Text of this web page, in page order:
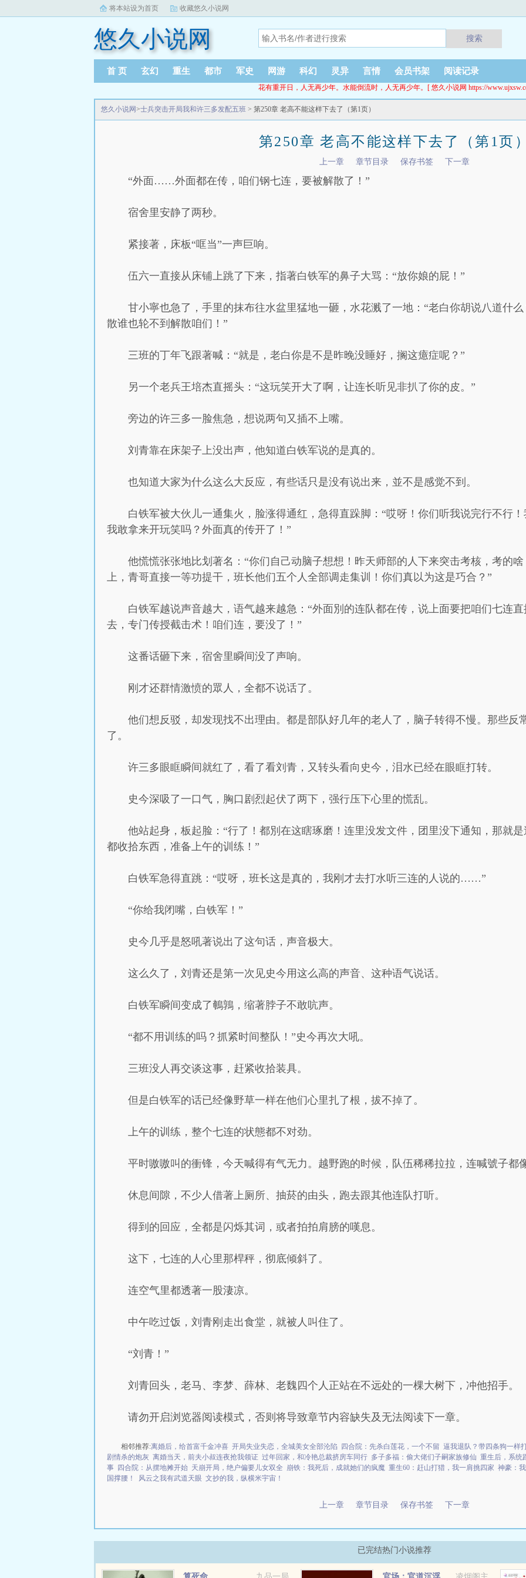
将本站设为首页 收藏悠久小说网
悠久小说网 搜索
首 页 玄幻 重生 都市 军史 网游 科幻 灵异 言情 会员书架 阅读记录
花有重开日，人无再少年。水能倒流时，人无再少年。[ 悠久小说网 https://
悠久小说网>士兵突击开局我和许三多发配五班 > 第250章 老高不能这样下去了（第1页）
第250章 老高不能这样下去了（第1页）
上一章 章节目录 保存书签 下一章
“外面……外面都在传，咱们钢七连，要被解散了！”
宿舍里安静了两秒。
紧接著，床板“哐当”一声巨响。
伍六一直接从床铺上跳了下来，指著白铁军的鼻子大骂：“放你娘的屁！”
甘小寧也急了，手里的抹布往水盆里猛地一砸，水花溅了一地：“老白你胡说八道什
散谁也轮不到解散咱们！”
三班的丁年飞跟著喊：“就是，老白你是不是昨晚没睡好，搁这癔症呢？”
另一个老兵王培杰直摇头：“这玩笑开大了啊，让连长听见非扒了你的皮。”
旁边的许三多一脸焦急，想说两句又插不上嘴。
刘青靠在床架子上没出声，他知道白铁军说的是真的。
也知道大家为什么这么大反应，有些话只是没有说出来，並不是感觉不到。
白铁军被大伙儿一通集火，脸涨得通红，急得直跺脚：“哎呀！你们听我说完行不行
我敢拿来开玩笑吗？外面真的传开了！”
他慌慌张张地比划著名：“你们自己动脑子想想！昨天师部的人下来突击考核，考的
上，青哥直接一等功提干，班长他们五个人全部调走集训！你们真以为这是巧合？”
白铁军越说声音越大，语气越来越急：“外面別的连队都在传，说上面要把咱们七连
去，专门传授截击术！咱们连，要没了！”
这番话砸下来，宿舍里瞬间没了声响。
刚才还群情激愤的眾人，全都不说话了。
他们想反驳，却发现找不出理由。都是部队好几年的老人了，脑子转得不慢。那些反
了。
许三多眼眶瞬间就红了，看了看刘青，又转头看向史今，泪水已经在眼眶打转。
史今深吸了一口气，胸口剧烈起伏了两下，强行压下心里的慌乱。
他站起身，板起脸：“行了！都別在这瞎琢磨！连里没发文件，团里没下通知，那就
都收拾东西，准备上午的训练！”
白铁军急得直跳：“哎呀，班长这是真的，我刚才去打水听三连的人说的……”
“你给我闭嘴，白铁军！”
史今几乎是怒吼著说出了这句话，声音极大。
这么久了，刘青还是第一次见史今用这么高的声音、这种语气说话。
白铁军瞬间变成了鵪鶉，缩著脖子不敢吭声。
“都不用训练的吗？抓紧时间整队！”史今再次大吼。
三班没人再交谈这事，赶紧收拾装具。
但是白铁军的话已经像野草一样在他们心里扎了根，拔不掉了。
上午的训练，整个七连的状態都不对劲。
平时嗷嗷叫的衝锋，今天喊得有气无力。越野跑的时候，队伍稀稀拉拉，连喊號子都
休息间隙，不少人借著上厕所、抽菸的由头，跑去跟其他连队打听。
得到的回应，全都是闪烁其词，或者拍拍肩膀的嘆息。
这下，七连的人心里那桿秤，彻底倾斜了。
连空气里都透著一股淒凉。
中午吃过饭，刘青刚走出食堂，就被人叫住了。
“刘青！”
刘青回头，老马、李梦、薛林、老魏四个人正站在不远处的一棵大树下，冲他招手。
请勿开启浏览器阅读模式，否则将导致章节内容缺失及无法阅读下一章。
相邻推荐:离婚后，给首富千金冲喜 开局失业失恋，全城美女全部沦陷 四合院：先杀白莲花，一个不留 逼我退队？带四条狗一样
剧情杀的炮灰 离婚当天，前夫小叔连夜抢我领证 过年回家，和冷艳总裁挤房车同行 多子多福：偷大佬们子嗣家族修仙 重生后，系统
事 四合院：从摆地摊开始 天崩开局，绝户偏要儿女双全 崩铁：我死后，成就她们的疯魔 重生60：赶山打猎，我一肩挑四家 神豪：
国撑腰！
风云之我有武道天眼 文抄的我，纵横米宇宙！
上一章 章节目录 保存书签 下一章
已完结热门小说推荐